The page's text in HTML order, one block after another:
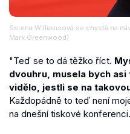
Serena Williamsová se chystá na
Mark Greenwood)
"Teď se to dá těžko říct.
dvouhru, musela bych
vidělo, jestli se na
Každopádně to teď není
na dnešní tiskové konferenci.